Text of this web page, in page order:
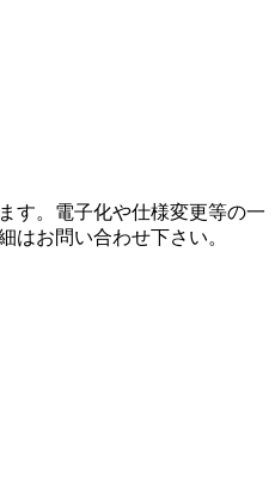
す。電子化や仕様変更等の一
はお問い合わせ下さい。